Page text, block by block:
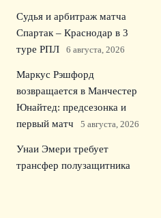
Судья и арбитраж матча
Спартак – Краснодар в 3
туре РПЛ
6 августа, 2026
Маркус Рэшфорд
возвращается в Манчестер
Юнайтед: предсезонка и
первый матч
5 августа, 2026
Унаи Эмери требует
трансфер полузащитника